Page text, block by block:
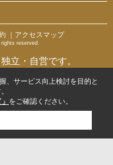
｜アクセスマップ
reserved.
立・自営です。
、サービス向上検討を目的と
をご確認ください。